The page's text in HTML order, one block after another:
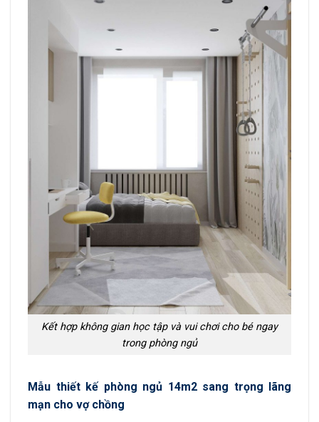
Kết hợp không gian học tập và vui chơi cho bé ngay
trong phòng ngủ
Mẫu thiết kế phòng ngủ 14m2 sang trọng lãng
mạn cho vợ chồng